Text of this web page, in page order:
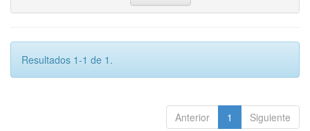
Resultados 1-1 de 1.
Anterior 1 Siguiente